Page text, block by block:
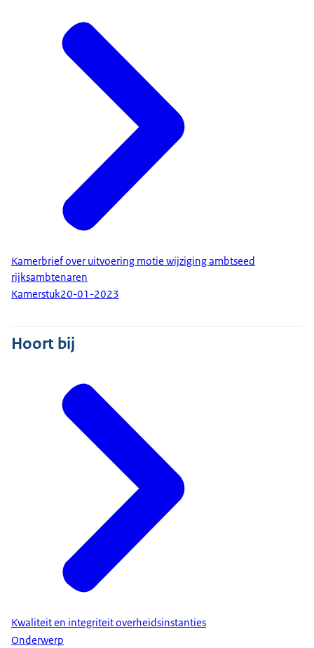
Kamerbrief over uitvoering motie wijziging ambtseed
rijksambtenaren
Kamerstuk20-01-2023
Hoort bij
Kwaliteit en integriteit overheidsinstanties
Onderwerp